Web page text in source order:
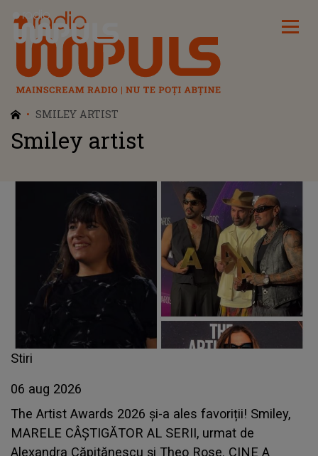
Radio Impuls
SMILEY ARTIST
Smiley artist
Stiri
06 aug 2026
The Artist Awards 2026 și-a ales favoriții! Smiley,
MARELE CÂȘTIGĂTOR AL SERII, urmat de
Alexandra Căpitănescu și Theo Rose. CINE A